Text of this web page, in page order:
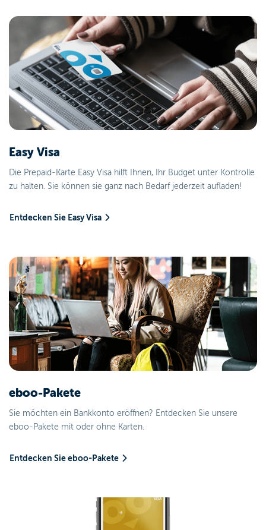
Easy Visa
Die Prepaid-Karte Easy Visa hilft Ihnen, Ihr Budget unter Kontrolle
zu halten. Sie können sie ganz nach Bedarf jederzeit aufladen!
Entdecken Sie Easy Visa
eboo-Pakete
Sie möchten ein Bankkonto eröffnen? Entdecken Sie unsere
eboo-Pakete mit oder ohne Karten.
Entdecken Sie eboo-Pakete